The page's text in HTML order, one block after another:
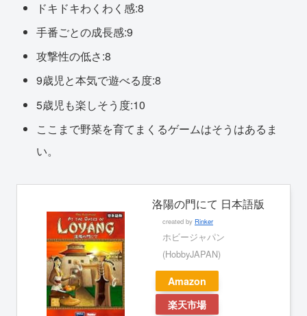
ドキドキわくわく感:8
手番ごとの成長感:9
攻撃性の低さ:8
9歳児と本気で遊べる度:8
5歳児も楽しそう度:10
ここまで野菜を育てまくるゲームはそうはあるま
い。
洛陽の門にて 日本語版
created by Rinker
ホビージャパン
(HobbyJAPAN)
Amazon
楽天市場